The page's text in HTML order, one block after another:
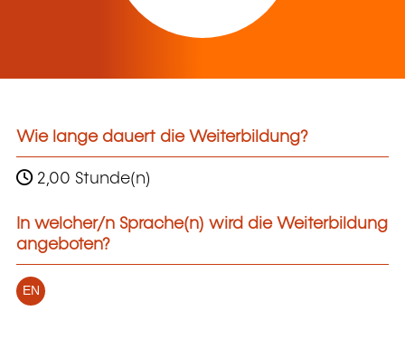
Wie lange dauert die Weiterbildung?
2,00 Stunde(n)
In welcher/n Sprache(n) wird die Weiterbildung
angeboten?
EN